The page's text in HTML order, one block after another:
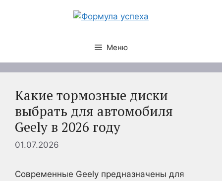
Меню
Какие тормозные диски
выбрать для автомобиля
Geely в 2026 году
01.07.2026
Современные Geely предназначены для